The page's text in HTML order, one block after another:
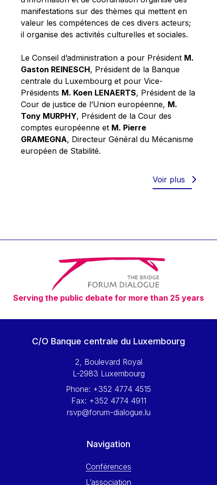
Viviane Reding
Walter Hagg
Walter RADERMACHER
Werner Hoyer
Wolfgang Ketterle
Yasser Abed Rabbo
Yossi Beillin
Yves FRANCHET
Yves Mersch
manifestations sur des thèmes qui mettent en
valeur les compétences de ces divers acteurs;
il organise des activités culturelles et sociales.
Le Conseil d’administration a pour Président M.
Gaston REINESCH, Président de la Banque
centrale du Luxembourg et pour Vice-
Présidents M. Koen LENAERTS, Président de la
Cour de justice de l’Union européenne, M.
Tony MURPHY, Président de la Cour des
comptes européenne et M. Pierre
GRAMEGNA, Directeur Général du Mécanisme
européen de Stabilité.
Voir plus
Serving the public debate for more than 25 years
C/O Banque centrale du Luxembourg
2, Boulevard Royal
L-2983 Luxembourg
Phone: +352 4774 4515
Fax: +352 4774 4911
rsvp@forum-dialogue.lu
Navigation
Conférences
L’association